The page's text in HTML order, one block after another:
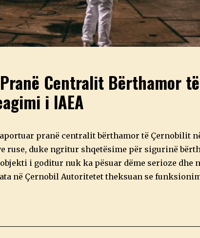
Centralit Bërthamor të
i IAEA
pranë centralit bërthamor të Çernobilit
ruse, duke ngritur shqetësime për sigurinë
i goditur nuk ka pësuar dëme serioze dhe
në Çernobil Autoritetet theksuan se